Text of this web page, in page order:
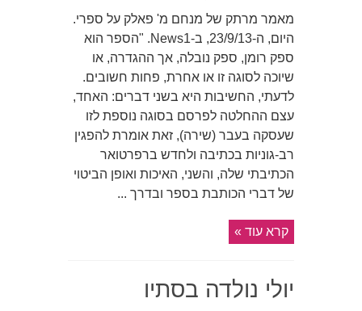
מאמר מרתק של מנחם מ' פאלק על ספרי.
היום, ה-23/9/13, ב-News1. "הספר הוא
ספק רומן, ספק נובלה, אך ההגדרה, או
שיוכה לסוגה זו או אחרת, פחות חשובים.
לדעתי, החשיבות היא בשני דברים: האחד,
עצם ההחלטה לפרסם בסוגה נוספת לזו
שעסקה בעבר (שירה), זאת אומרת להפגין
רב-גוניות בכתיבה ולחדש ברפרטואר
הכתיבתי שלה, והשני, האיכות ואופן הביטוי
של דברי הכותבת בספר ובדרך ...
קרא עוד »
יולי נולדה בסתיו